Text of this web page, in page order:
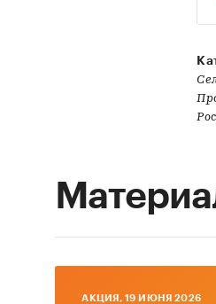
AКЦИЯ, 19 ИЮНЯ 2026